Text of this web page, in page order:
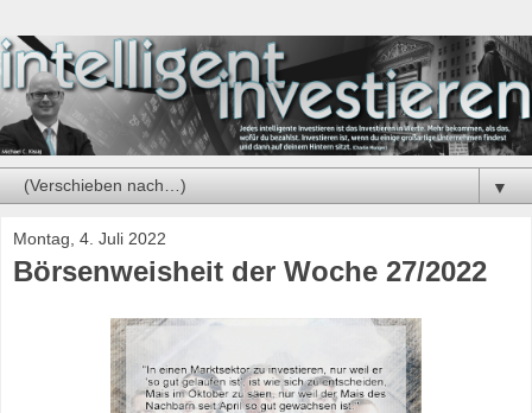
▼
Montag, 4. Juli 2022
Börsenweisheit der Woche 27/2022